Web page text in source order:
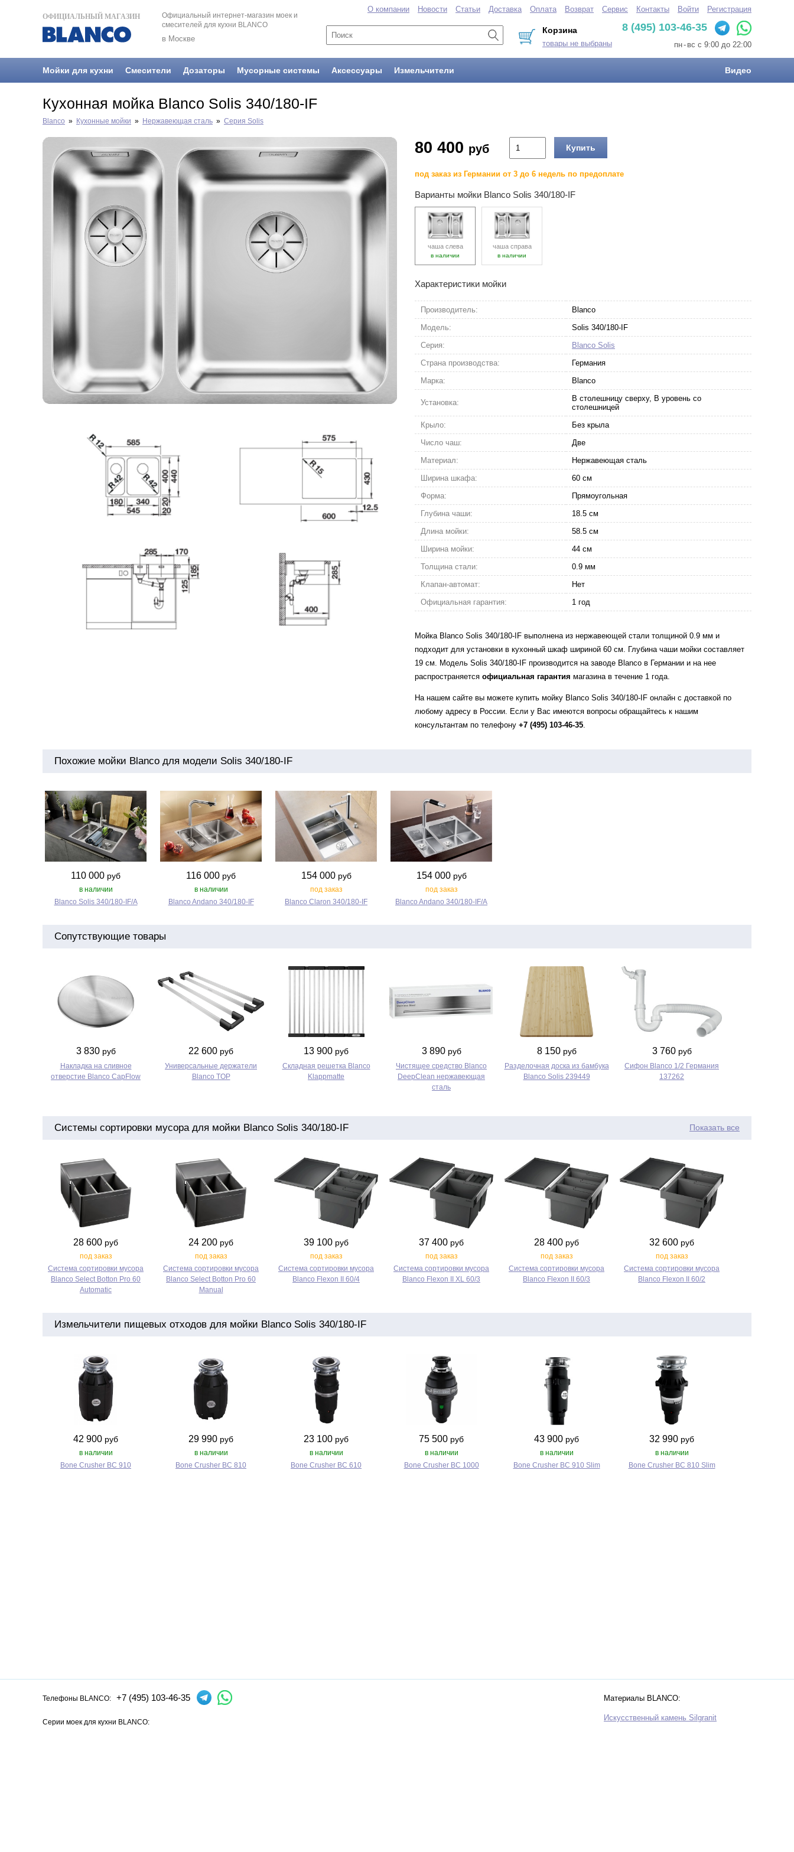
ОФИЦИАЛЬНЫЙ МАГАЗИН
Официальный интернет-магазин моек и
смесителей для кухни BLANCO
в Москве
8 (495) 103-46-35
пн- вс с 9:00 до 22:00
Корзина
товары не выбраны
Мойки для кухни Смесители Дозаторы Мусорные системы Аксессуары Измельчители Видео
О компании Новости Статьи Доставка Оплата Возврат Сервис Контакты Войти Регистрация
Кухонная мойка Blanco Solis 340/180-IF
Blanco » Кухонные мойки » Нержавеющая сталь » Серия Solis
80 400 руб Купить
под заказ из Германии от 3 до 6 недель по предоплате
Варианты мойки Blanco Solis 340/180-IF
чаша слева
в наличии
чаша справа
в наличии
Характеристики мойки
Производитель:
Blanco
Модель:
Solis 340/180-IF
Серия:
Blanco Solis
Страна производства:
Германия
Марка:
Blanco
Установка:
В столешницу сверху, В уровень со
столешницей
Крыло:
Без крыла
Число чаш:
Две
Материал:
Нержавеющая сталь
Ширина шкафа:
60 см
Форма:
Прямоугольная
Глубина чаши:
18.5 см
Длина мойки:
58.5 см
Ширина мойки:
44 см
Толщина стали:
0.9 мм
Клапан-автомат:
Нет
Официальная гарантия:
1 год
Мойка Blanco Solis 340/180-IF выполнена из нержавеющей стали толщиной 0.9 мм и
подходит для установки в кухонный шкаф шириной 60 см. Глубина чаши мойки составляет
19 см. Модель Solis 340/180-IF производится на заводе Blanco в Германии и на нее
распространяется официальная гарантия магазина в течение 1 года.
На нашем сайте вы можете купить мойку Blanco Solis 340/180-IF онлайн с доставкой по
любому адресу в России. Если у Вас имеются вопросы обращайтесь к нашим
консультантам по телефону +7 (495) 103-46-35
Похожие мойки Blanco для модели Solis 340/180-IF
110 000 руб
в наличии
Blanco Solis 340/180‑IF/A
116 000 руб
в наличии
Blanco Andano 340/180‑IF
154 000 руб
под заказ
Blanco Claron 340/180‑IF
154 000 руб
под заказ
Blanco Andano 340/180‑IF/A
Сопутствующие товары
3 830 руб
Накладка на сливное
отверстие Blanco CapFlow
22 600 руб
Универсальные держатели
Blanco TOP
13 900 руб
Складная решетка Blanco
Klappmatte
3 890 руб
Чистящее средство Blanco
DeepClean нержавеющая
сталь
8 150 руб
Разделочная доска из бамбука
Blanco Solis 239449
3 760 руб
Сифон Blanco 1/2 Германия
137262
Системы сортировки мусора для мойки Blanco Solis 340/180-IF Показать все
28 600 руб
под заказ
Система сортировки мусора
Blanco Select Botton Pro 60
Automatic
24 200 руб
под заказ
Система сортировки мусора
Blanco Select Botton Pro 60
Manual
39 100 руб
под заказ
Система сортировки мусора
Blanco Flexon II 60/4
37 400 руб
под заказ
Система сортировки мусора
Blanco Flexon II XL 60/3
28 400 руб
под заказ
Система сортировки мусора
Blanco Flexon II 60/3
32 600 руб
под заказ
Система сортировки мусора
Blanco Flexon II 60/2
Измельчители пищевых отходов для мойки Blanco Solis 340/180-IF
42 900 руб
в наличии
Bone Crusher BC 910
29 990 руб
в наличии
Bone Crusher BC 810
23 100 руб
в наличии
Bone Crusher BC 610
75 500 руб
в наличии
Bone Crusher BC 1000
43 900 руб
в наличии
Bone Crusher BC 910 Slim
32 990 руб
в наличии
Bone Crusher BC 810 Slim
Телефоны BLANCO: +7 (495) 103-46-35
Серии моек для кухни BLANCO:
Материалы BLANCO:
Искусственный камень Silgranit